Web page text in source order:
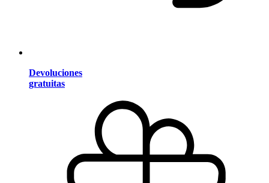
Devoluciones
gratuitas